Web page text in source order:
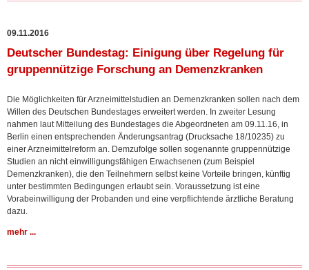
09.11.2016
Deutscher Bundestag: Einigung über Regelung für
gruppennützige Forschung an Demenzkranken
Die Möglichkeiten für Arzneimittelstudien an Demenzkranken sollen nach dem
Willen des Deutschen Bundestages erweitert werden. In zweiter Lesung
nahmen laut Mitteilung des Bundestages die Abgeordneten am 09.11.16, in
Berlin einen entsprechenden Änderungsantrag (Drucksache 18/10235) zu
einer Arzneimittelreform an. Demzufolge sollen sogenannte gruppennützige
Studien an nicht einwilligungsfähigen Erwachsenen (zum Beispiel
Demenzkranken), die den Teilnehmern selbst keine Vorteile bringen, künftig
unter bestimmten Bedingungen erlaubt sein. Voraussetzung ist eine
Vorabeinwilligung der Probanden und eine verpflichtende ärztliche Beratung
dazu.
mehr ...